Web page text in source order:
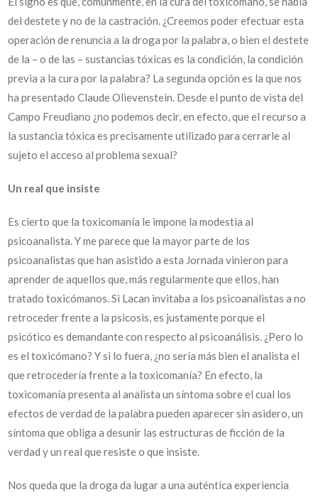
del destete y no de la castración. ¿Creemos poder efectuar esta
operación de renuncia a la droga por la palabra, o bien el destete
de la – o de las – sustancias tóxicas es la condición, la condición
previa a la cura por la palabra? La segunda opción es la que nos
ha presentado Claude Olievenstein. Desde el punto de vista del
Campo Freudiano ¿no podemos decir, en efecto, que el recurso a
la sustancia tóxica es precisamente utilizado para cerrarle al
sujeto el acceso al problema sexual?
Un real que insiste
Es cierto que la toxicomanía le impone la modestia al
psicoanalista. Y me parece que la mayor parte de los
psicoanalistas que han asistido a esta Jornada vinieron para
aprender de aquellos que, más regularmente que ellos, han
tratado toxicómanos. Si Lacan invitaba a los psicoanalistas a no
retroceder frente a la psicosis, es justamente porque el
psicótico es demandante con respecto al psicoanálisis. ¿Pero lo
es el toxicómano? Y si lo fuera, ¿no sería más bien el analista el
que retrocedería frente a la toxicomanía? En efecto, la
toxicomanía presenta al analista un síntoma sobre el cual los
efectos de verdad de la palabra pueden aparecer sin asidero, un
síntoma que obliga a desunir las estructuras de ficción de la
verdad y un real que resiste o que insiste.
Nos queda que la droga da lugar a una auténtica experiencia